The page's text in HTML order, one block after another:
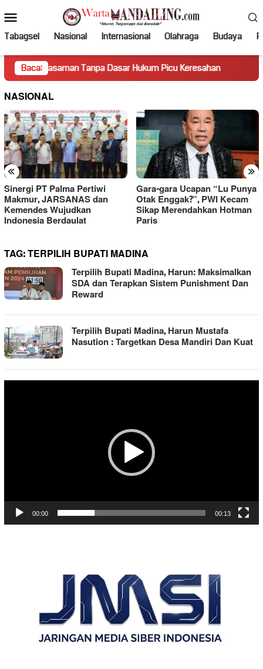
ke
kontenMobile
Tabagsel Nasional Internasional Olahraga Budaya
Baca:Tanpa Dasar Hukum Picu Keresahan Truk Miring
NASIONAL
« »
Sinergi PT Palma Pertiwi
Makmur, JARSANAS dan
Kemendes Wujudkan
Indonesia Berdaulat
Gara-gara Ucapan “Lu Punya
Otak Enggak?”, PWI Kecam
Sikap Merendahkan Hotman
Paris
TAG:TERPILIH BUPATI MADINA
Terpilih Bupati Madina, Harun: Maksimalkan
SDA dan Terapkan Sistem Punishment Dan
Reward
Terpilih Bupati Madina, Harun Mustafa
Nasution : Targetkan Desa Mandiri Dan Kuat
00:00 00:13